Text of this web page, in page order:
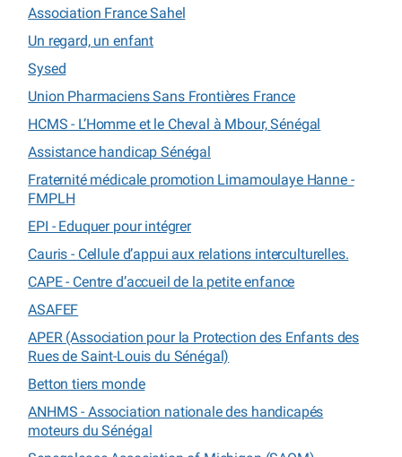
Association France Sahel
Un regard, un enfant
Sysed
Union Pharmaciens Sans Frontières France
HCMS - L’Homme et le Cheval à Mbour, Sénégal
Assistance handicap Sénégal
Fraternité médicale promotion Limamoulaye Hanne -
FMPLH
EPI - Eduquer pour intégrer
Cauris - Cellule d’appui aux relations interculturelles.
CAPE - Centre d’accueil de la petite enfance
ASAFEF
APER (Association pour la Protection des Enfants des
Rues de Saint-Louis du Sénégal)
Betton tiers monde
ANHMS - Association nationale des handicapés
moteurs du Sénégal